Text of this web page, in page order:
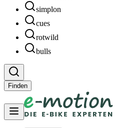
simplon
cues
rotwild
bulls
Finden